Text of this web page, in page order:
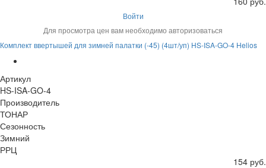
Войти
Для просмотра цен вам необходимо авторизоваться
Комплект ввертышей для зимней палатки (-45) (4шт/уп) HS-ISA-GO-4 Helios
Артикул
HS-ISA-GO-4
Производитель
ТОНАР
Сезонность
Зимний
РРЦ
154 руб.